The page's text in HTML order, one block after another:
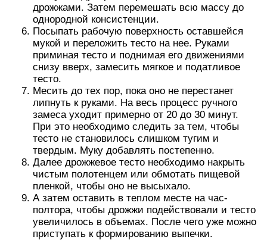
дрожжами. Затем перемешать всю массу до
однородной консистенции.
Посыпать рабочую поверхность оставшейся
мукой и переложить тесто на нее. Руками
приминая тесто и поднимая его движениями
снизу вверх, замесить мягкое и податливое
тесто.
Месить до тех пор, пока оно не перестанет
липнуть к руками. На весь процесс ручного
замеса уходит примерно от 20 до 30 минут.
При это необходимо следить за тем, чтобы
тесто не становилось слишком тугим и
твердым. Муку добавлять постепенно.
Далее дрожжевое тесто необходимо накрыть
чистым полотенцем или обмотать пищевой
пленкой, чтобы оно не высыхало.
А затем оставить в теплом месте на час-
полтора, чтобы дрожжи подействовали и тесто
увеличилось в объемах. После чего уже можно
приступать к формированию выпечки.